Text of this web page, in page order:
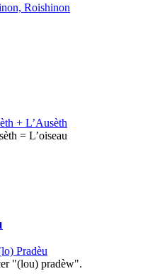
Roishinon
+ L’Ausèth
= L’oiseau
Pradèu
"(lou) pradèw".